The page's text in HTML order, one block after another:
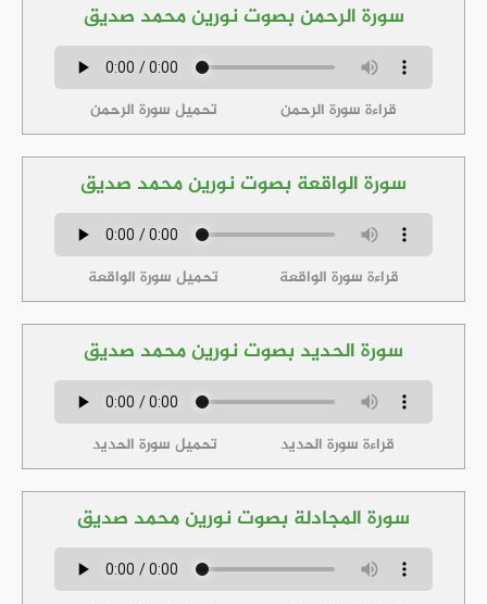
سورة الرحمن بصوت نورين محمد صديق
قراءة سورة الرحمن تحميل سورة الرحمن
سورة الواقعة بصوت نورين محمد صديق
قراءة سورة الواقعة تحميل سورة الواقعة
سورة الحديد بصوت نورين محمد صديق
قراءة سورة الحديد تحميل سورة الحديد
سورة المجادلة بصوت نورين محمد صديق